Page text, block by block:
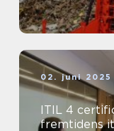
02. juni 2025
ITIL 4
fremtidens